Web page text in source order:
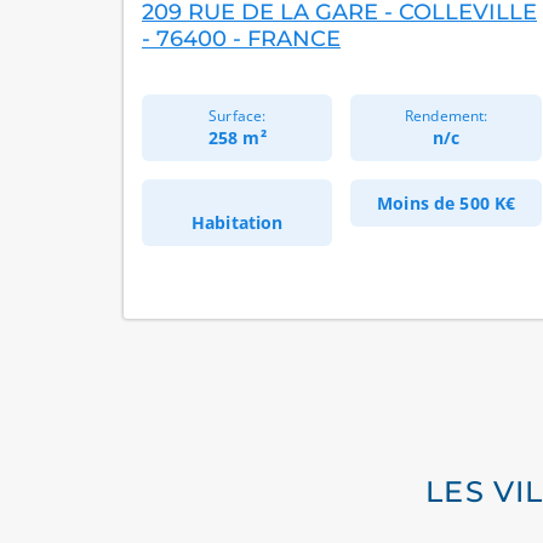
209 RUE DE LA GARE - COLLEVILLE
- 76400 - FRANCE
Surface:
258 m²
Rendement:
n/c
Habitation
Moins de500 K€
LES